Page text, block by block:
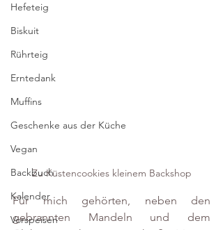
Hefeteig
Biskuit
Rührteig
Erntedank
Muffins
Geschenke aus der Küche
Vegan
Backbuch
Kalender
Vorspeisen
Zu Küstencookies kleinem Backshop
Für mich gehörten, neben den
gebrannten Mandeln und dem